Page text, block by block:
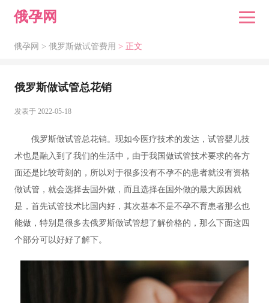
俄孕网
俄孕网 > 俄罗斯做试管费用 > 正文
俄罗斯做试管总花销
发表于 2022-05-18
俄罗斯做试管总花销。现如今医疗技术的发达，试管婴儿技
术也是融入到了我们的生活中，由于我国做试管技术要求的各方
面还是比较苛刻的，所以对于很多没有不孕不的患者就没有资格
做试管，就会选择去国外做，而且选择在国外做的最大原因就
是，首先试管技术比国内好，其次基本不是不孕不育患者那么也
能做，特别是很多去俄罗斯做试管想了解价格的，那么下面这四
个部分可以好好了解下。